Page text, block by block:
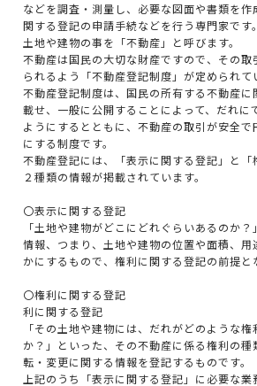
などを調査・測量し、必要な図面や書類を作
関する登記の申請手続などを行う専門家です。
土地や建物の事を「不動産」と呼びます。
不動産は国民の大切な財産ですので、その取
られるよう「不動産登記制度」が定められて
不動産登記制度は、国民の所有する不動産に
載せ、一般に公開することによって、だれに
ようにするとともに、不動産の取引が安全で
にする制度です。
不動産登記には、「表示に関する登記」と「
２種類の情報が掲載されています。
〇表示に関する登記
「土地や建物がどこにどれぐらいあるのか
情報、つまり、土地や建物の位置や面積、用
かにするもので、権利に関する登記の前提と
〇権利に関する登記
利に関する登記
「その土地や建物には、だれがどのような
か？」といった、その不動産に係る権利の種
転・変更に関する情報を登記するものです。
上記のうち「表示に関する登記」に必要な